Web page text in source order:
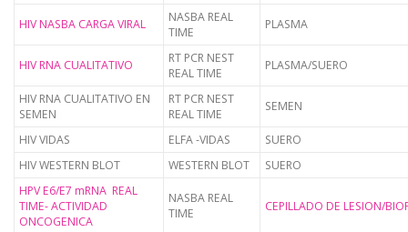
HIV NASBA CARGA VIRAL
NASBA REAL
TIME
PLASMA
HIV RNA CUALITATIVO
RT PCR NEST
REAL TIME
PLASMA/SUERO
HIV RNA CUALITATIVO EN
SEMEN
RT PCR NEST
REAL TIME
SEMEN
HIV VIDAS ELFA -VIDAS
SUERO
HIV WESTERN BLOT
WESTERN BLOT
SUERO
HPV E6/E7 mRNA REAL
TIME- ACTIVIDAD
ONCOGENICA
NASBA REAL
TIME
CEPILLADO DE LESION/